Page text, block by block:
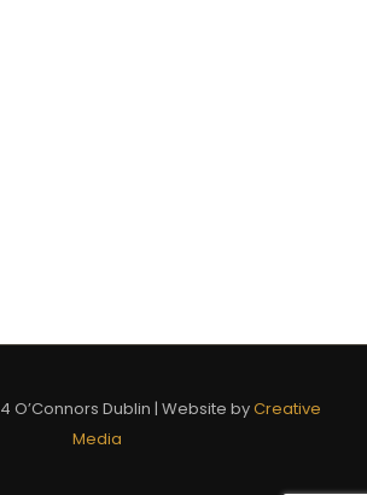
O’Connors Dublin | Website byCreative
Media